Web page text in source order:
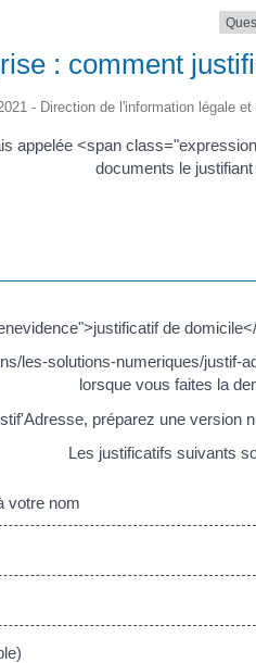
: comment
- Direction de l'information légale
appelée <span
documents le
de
les-solutions-numeriques/
lorsque vous faites la
préparez une version
Les justificatifs suivants
votre nom